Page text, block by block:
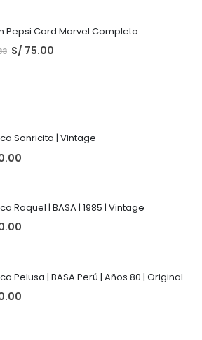
Pepsi Card Marvel Completo
S/ 75.00
Sonricita | Vintage
Raquel | BASA | 1985 | Vintage
Pelusa | BASA Perú | Años 80 | Original